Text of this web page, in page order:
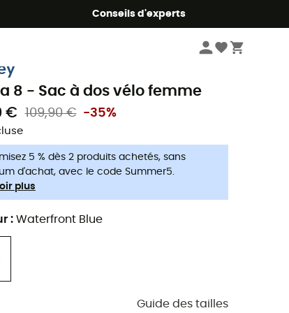
Conseils d'experts
8 - Sac à dos vélo femme
€
109,90 € -35%
5 % dès 2 produits achetés, sans
d'achat, avec le code Summer5.
plus
: Waterfront Blue
Guide des tailles